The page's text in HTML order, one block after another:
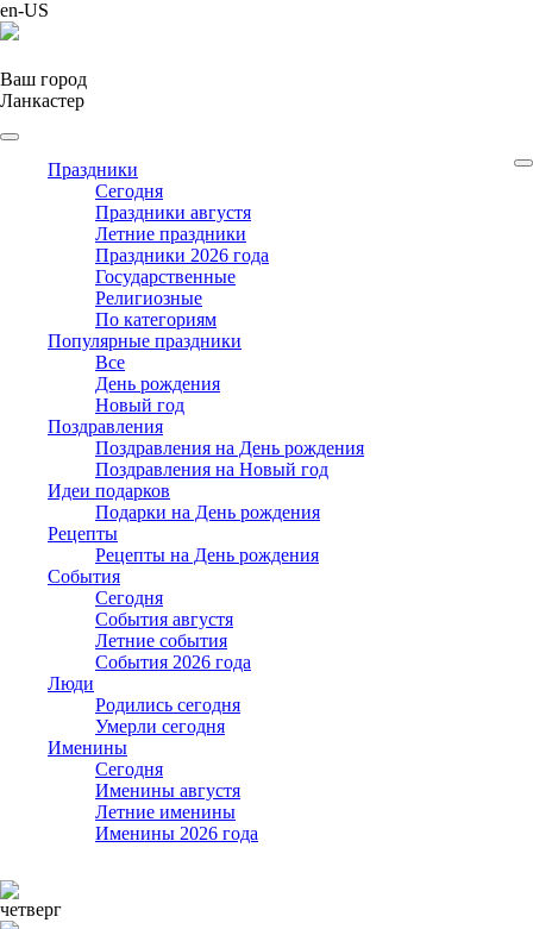
en-US
Ваш город
Ланкастер
Праздники
Cегодня
Праздники августя
Летние праздники
Праздники 2026 года
Государственные
Религиозные
По категориям
Популярные праздники
Все
День рождения
Новый год
Поздравления
Поздравления на День рождения
Поздравления на Новый год
Идеи подарков
Подарки на День рождения
Рецепты
Рецепты на День рождения
События
Cегодня
События августя
Летние события
События 2026 года
Люди
Родились сегодня
Умерли сегодня
Именины
Cегодня
Именины августя
Летние именины
Именины 2026 года
четверг